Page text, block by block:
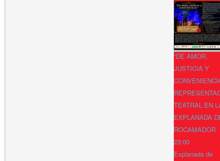
“DE AMOR,
JUSTICIA Y
TEATRAL EN
EXPLANADA
ROCAMADOR
23:00
Explanada de